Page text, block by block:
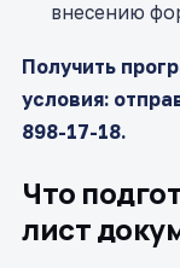
внесению
Получить
условия:
898-17-18.
Что
лист